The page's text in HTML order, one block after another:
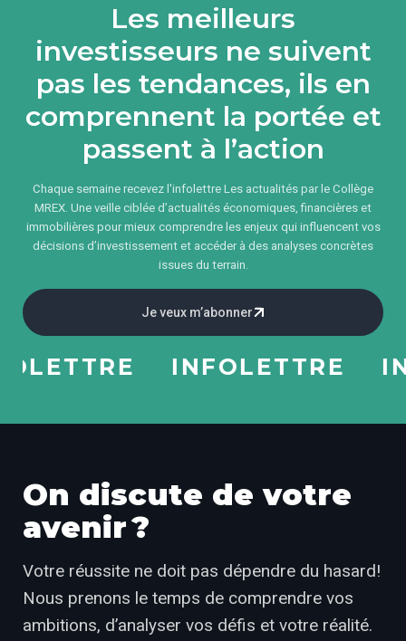
Les meilleurs
investisseurs ne suivent
pas les tendances, ils en
comprennent la portée et
passent à l’action
Chaque semaine recevez l'infolettre Les actualités par le Collège
MREX. Une veille ciblée d’actualités économiques, financières et
immobilières pour mieux comprendre les enjeux qui influencent vos
décisions d’investissement et accéder à des analyses concrètes
issues du terrain.
Je veux m’abonner
INFOLETTRE
On discute de votre
avenir ?
Votre réussite ne doit pas dépendre du hasard!
Nous prenons le temps de comprendre vos
ambitions, d’analyser vos défis et votre réalité.